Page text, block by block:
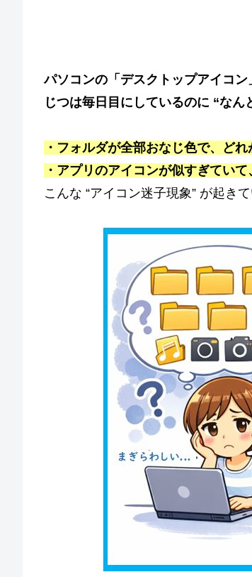
パソコンの「デスクトップアイコン
じつは毎日目にしているのに “なん
・フォルダが全部おなじ色で、ど
・アプリのアイコンが似すぎてい
こんな “アイコン迷子現象” が起き